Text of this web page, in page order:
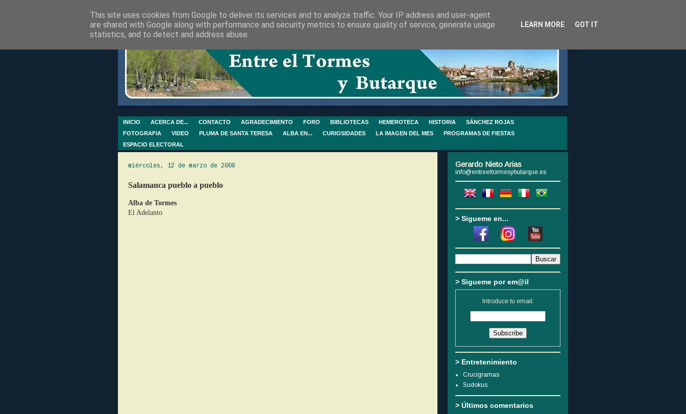
INICIO ACERCA DE... CONTACTO AGRADECIMIENTO FORO BIBLIOTECAS HEMEROTECA HISTORIA
SÁNCHEZ ROJAS
FOTOGRAFIA
VIDEO PLUMA DE SANTA TERESA ALBA EN... CURIOSIDADES LA IMAGEN DEL MES
PROGRAMAS DE FIESTAS
ESPACIO ELECTORAL
miércoles, 12 de marzo de 2008
Salamanca pueblo a pueblo
Alba de Tormes
El Adelanto
Gerardo Nieto Arias
info@entreeltormesybutarque.es
> Sigueme en...
> Sigueme por em@il
Introduce tu email:
> Entretenimiento
Crucigramas
Sudokus
> Últimos comentarios
This site uses cookies from Google to deliver its services and to analyze traffic. Your IP address and user-agent
are shared with Google along with performance and security metrics to ensure quality of service, generate usage
statistics, and to detect and address abuse.
LEARN MORE GOT IT